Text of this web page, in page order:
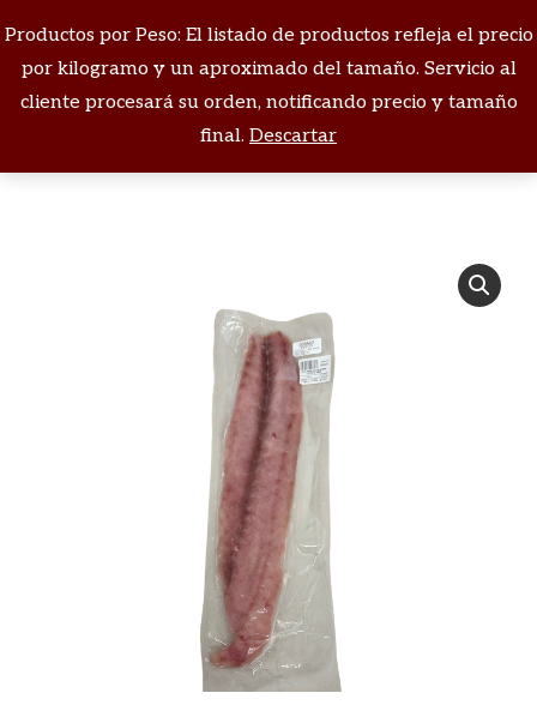
Productos por Peso: El listado de productos refleja el precio
por kilogramo y un aproximado del tamaño. Servicio al
cliente procesará su orden, notificando precio y tamaño
final. Descartar
Buscar:
Estás aquí: